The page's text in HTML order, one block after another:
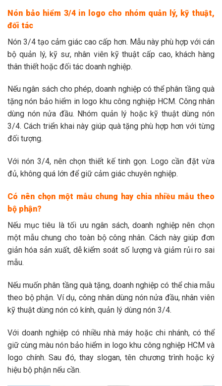
Nón bảo hiểm 3/4 in logo cho nhóm quản lý, kỹ thuật,
đối tác
Nón 3/4 tạo cảm giác cao cấp hơn. Mẫu này phù hợp với cán
bộ quản lý, kỹ sư, nhân viên kỹ thuật cấp cao, khách hàng
thân thiết hoặc đối tác doanh nghiệp.
Nếu ngân sách cho phép, doanh nghiệp có thể phân tầng quà
tặng nón bảo hiểm in logo khu công nghiệp HCM. Công nhân
dùng nón nửa đầu. Nhóm quản lý hoặc kỹ thuật dùng nón
3/4. Cách triển khai này giúp quà tặng phù hợp hơn với từng
đối tượng.
Với nón 3/4, nên chọn thiết kế tinh gọn. Logo cần đặt vừa
đủ, không quá lớn để giữ cảm giác chuyên nghiệp.
Có nên chọn một mẫu chung hay chia nhiều mẫu theo
bộ phận?
Nếu mục tiêu là tối ưu ngân sách, doanh nghiệp nên chọn
một mẫu chung cho toàn bộ công nhân. Cách này giúp đơn
giản hóa sản xuất, dễ kiểm soát số lượng và giảm rủi ro sai
mẫu.
Nếu muốn phân tầng quà tặng, doanh nghiệp có thể chia mẫu
theo bộ phận. Ví dụ, công nhân dùng nón nửa đầu, nhân viên
kỹ thuật dùng nón có kính, quản lý dùng nón 3/4.
Với doanh nghiệp có nhiều nhà máy hoặc chi nhánh, có thể
giữ cùng màu nón bảo hiểm in logo khu công nghiệp HCM và
logo chính. Sau đó, thay slogan, tên chương trình hoặc ký
hiệu bộ phận nếu cần.